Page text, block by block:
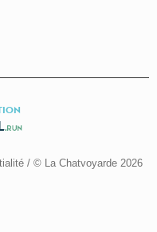
/ © La Chatvoyarde 2026